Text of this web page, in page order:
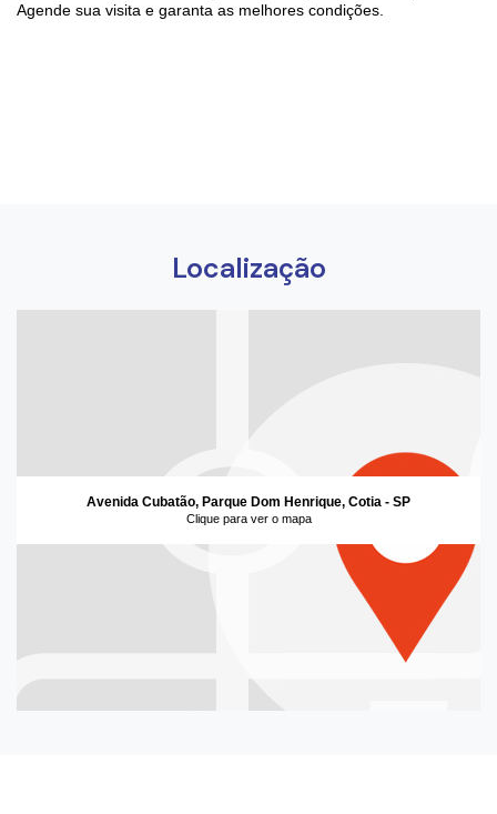
Agende sua visita e garanta as melhores condições.
Localização
Avenida Cubatão, Parque Dom Henrique, Cotia - SP
Clique para ver o mapa